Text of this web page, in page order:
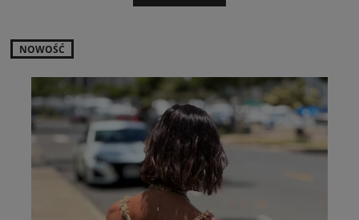
NOWOŚĆ